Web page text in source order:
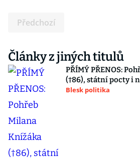
Předchozí
Články z jiných titulů
PŘÍMÝ PŘENOS:
(†86), státní pocty i
Blesk politika